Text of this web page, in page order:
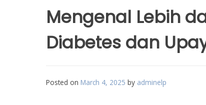
Mengenal Lebih
Diabetes dan
Posted on March 4, 2025 by adminelp